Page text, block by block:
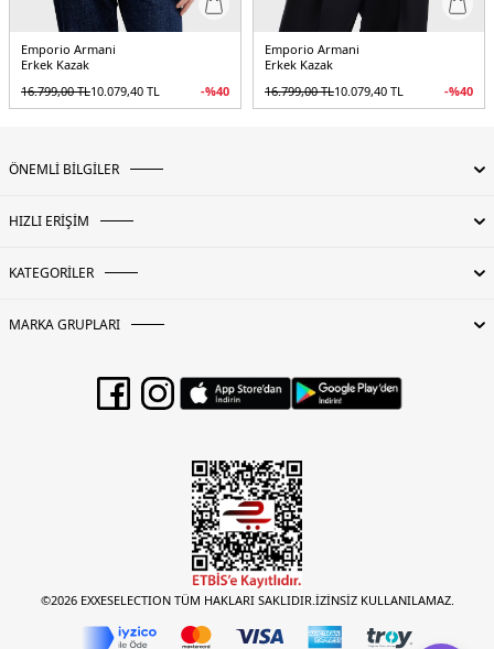
Emporio Armani
Erkek Kazak
16.799,00TL10.079,40 TL -%40
Emporio Armani
Erkek Kazak
16.799,00TL10.079,40 TL -%40
ÖNEMLİ BİLGİLER
HIZLI ERİŞİM
KATEGORİLER
MARKA GRUPLARI
©2026 EXXESELECTION TÜM HAKLARI SAKLIDIR.İZİNSİZ KULLANILAMAZ.